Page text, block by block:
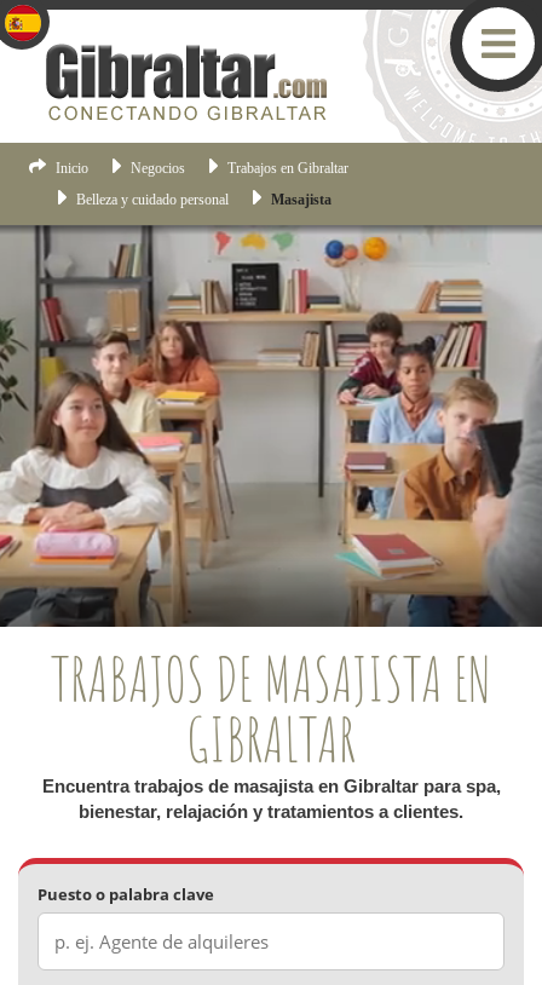
Inicio Negocios
Trabajos en Gibraltar
Belleza y cuidado personal
Masajista
TRABAJOS DE MASAJISTA EN
GIBRALTAR
Encuentra trabajos de masajista en Gibraltar para spa,
bienestar, relajación y tratamientos a clientes.
Puesto o palabra clave